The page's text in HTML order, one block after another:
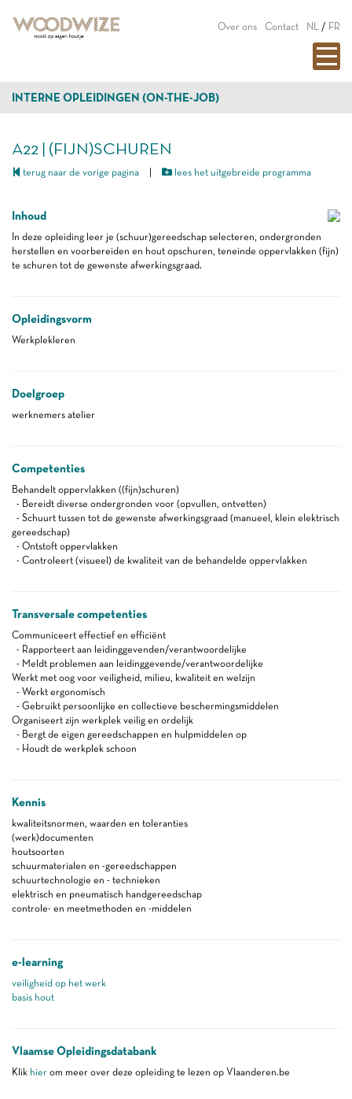
Over ons Contact NL / FR
INTERNE OPLEIDINGEN (ON-THE-JOB)
A22 | (FIJN)SCHUREN
terug naar de vorige pagina lees het uitgebreide programma
Inhoud
In deze opleiding leer je (schuur)gereedschap selecteren, ondergronden
herstellen en voorbereiden en hout opschuren, teneinde oppervlakken (fijn)
te schuren tot de gewenste afwerkingsgraad.
Opleidingsvorm
Werkplekleren
Doelgroep
werknemers atelier
Competenties
Behandelt oppervlakken ((fijn)schuren)
- Bereidt diverse ondergronden voor (opvullen, ontvetten)
- Schuurt tussen tot de gewenste afwerkingsgraad (manueel, klein elektrisch
gereedschap)
- Ontstoft oppervlakken
- Controleert (visueel) de kwaliteit van de behandelde oppervlakken
Transversale competenties
Communiceert effectief en efficiënt
- Rapporteert aan leidinggevenden/verantwoordelijke
- Meldt problemen aan leidinggevende/verantwoordelijke
Werkt met oog voor veiligheid, milieu, kwaliteit en welzijn
- Werkt ergonomisch
- Gebruikt persoonlijke en collectieve beschermingsmiddelen
Organiseert zijn werkplek veilig en ordelijk
- Bergt de eigen gereedschappen en hulpmiddelen op
- Houdt de werkplek schoon
Kennis
kwaliteitsnormen, waarden en toleranties
(werk)documenten
houtsoorten
schuurmaterialen en -gereedschappen
schuurtechnologie en - technieken
elektrisch en pneumatisch handgereedschap
controle- en meetmethoden en -middelen
e-learning
veiligheid op het werk
basis hout
Vlaamse Opleidingsdatabank
Klik hier om meer over deze opleiding te lezen op Vlaanderen.be